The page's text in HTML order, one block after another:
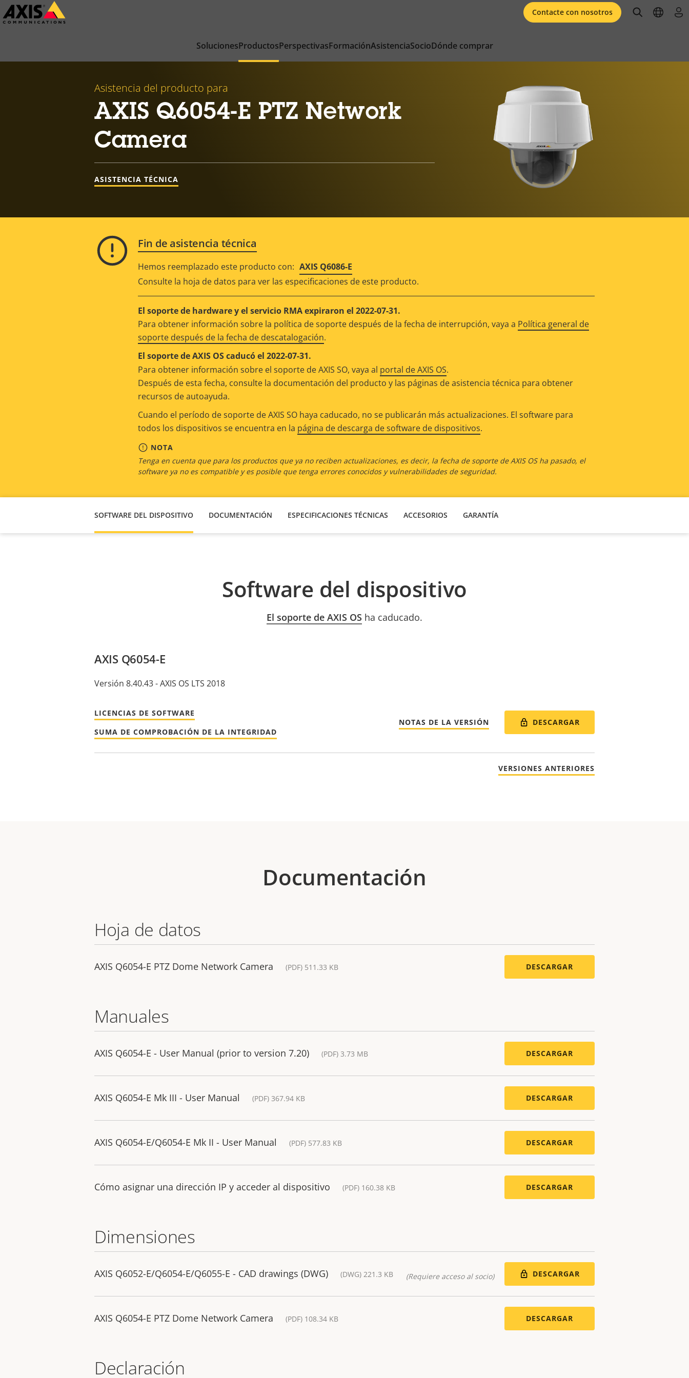
Saltar
al
SolucionesProductosPerspectivasFormaciónAsistenciaSocioDónde comprar
Contacte con nosotros openopen
Asistencia del producto para
AXIS Q6054-E PTZ Network
Camera
ASISTENCIA TÉCNICA
Fin de asistencia técnica
Hemos reemplazado este producto con: AXIS Q6086-E
Consulte la hoja de datos para ver las especificaciones de este producto.
El soporte de hardware y el servicio RMA expiraron el 2022-07-31.
Para obtener información sobre la política de soporte después de la fecha de interrupción, vaya a Política general de
soporte después de la fecha de descatalogación.
El soporte de AXIS OS caducó el 2022-07-31.
Para obtener información sobre el soporte de AXIS SO, vaya al portal de AXIS OS.
Después de esta fecha, consulte la documentación del producto y las páginas de asistencia técnica para obtener
recursos de autoayuda.
Cuando el período de soporte de AXIS SO haya caducado, no se publicarán más actualizaciones. El software para
todos los dispositivos se encuentra en la página de descarga de software de dispositivos.
NOTA
Tenga en cuenta que para los productos que ya no reciben actualizaciones, es decir, la fecha de soporte de AXIS OS ha pasado, el
software ya no es compatible y es posible que tenga errores conocidos y vulnerabilidades de seguridad.
SOFTWARE DEL DISPOSITIVO DOCUMENTACIÓN ESPECIFICACIONES TÉCNICAS ACCESORIOS GARANTÍA
Software del dispositivo
El soporte de AXIS OS ha caducado.
AXIS Q6054-E
Versión 8.40.43 - AXIS OS LTS 2018
LICENCIAS DE SOFTWARE
SUMA DE COMPROBACIÓN DE LA INTEGRIDAD
NOTAS DE LA VERSIÓN DESCARGAR
VERSIONES ANTERIORES
Documentación
Hoja de datos
AXIS Q6054-E PTZ Dome Network Camera (PDF) 511.33 KB DESCARGAR
Manuales
AXIS Q6054-E - User Manual (prior to version 7.20) (PDF) 3.73 MB DESCARGAR
AXIS Q6054-E Mk III - User Manual (PDF) 367.94 KB DESCARGAR
AXIS Q6054-E/Q6054-E Mk II - User Manual (PDF) 577.83 KB DESCARGAR
Cómo asignar una dirección IP y acceder al dispositivo (PDF) 160.38 KB DESCARGAR
Dimensiones
AXIS Q6052-E/Q6054-E/Q6055-E - CAD drawings (DWG) (DWG) 221.3 KB (Requiere acceso al socio) DESCARGAR
AXIS Q6054-E PTZ Dome Network Camera (PDF) 108.34 KB DESCARGAR
Declaración